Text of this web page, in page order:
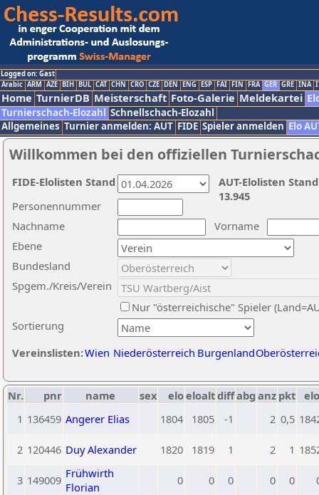
Logged on: Gast
Arabic ARM AZE BIH BUL CAT CHN CRO CZE DEN ENG ESP FAI FIN FRA GER GRE INA
Home TurnierDB Meisterschaft Foto-Galerie Meldekartei
Turnierschach-Elozahl Schnellschach-Elozahl
Allgemeines Turnier anmelden: AUT FIDE Spieler anmelden Elo
Willkommen bei den offiziellen
Nachname
Vorname
Ebene
Sortierung
Personennummer
Bundesland
Spgem./Kreis/Verein
Nur "österreichische" Spieler
Vereinslisten:Wien Niederösterreich Burgenland
AUT-Elolisten
13.945
FIDE-Elolisten Stand
Nr. pnr name sex eloeloaltdiffabg anz pkt
1 136459 Angerer Elias 1804 1805 -1 2 0,5
2 120446 Duy Alexander 1820 1819 1 2 1
3 149009 Frühwirth
Florian
0 0 0 0 0